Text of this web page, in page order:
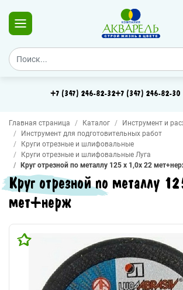
+7 (347) 246-82-32+7 (347) 246-82-30
Главная страница Каталог
Инструмент и
Инструмент для подготовительных работ
Круги отрезные и шлифовальные
Круги отрезные и шлифовальные Луга
Круг отрезной по металлу 125 х 1,0х 22
Круг отрезной по металлу
мет+нерж